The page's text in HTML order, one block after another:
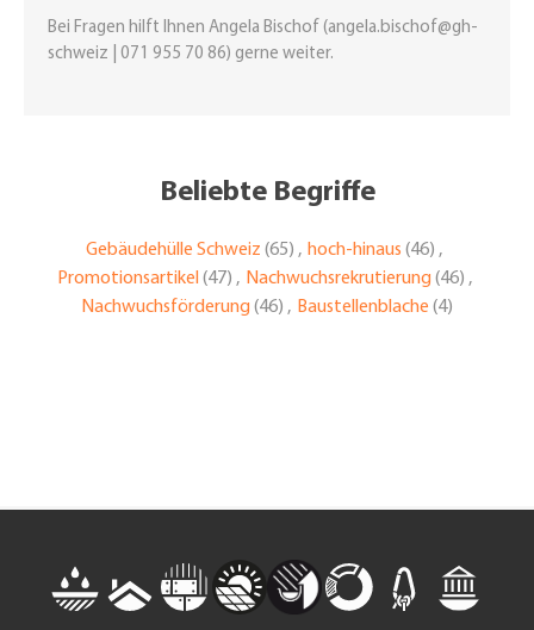
Bei Fragen hilft Ihnen Angela Bischof (angela.bischof@gh-
schweiz | 071 955 70 86) gerne weiter.
Beliebte Begriffe
Gebäudehülle Schweiz (65) , hoch-hinaus (46) ,
Promotionsartikel (47) , Nachwuchsrekrutierung (46) ,
Nachwuchsförderung (46) , Baustellenblache (4)